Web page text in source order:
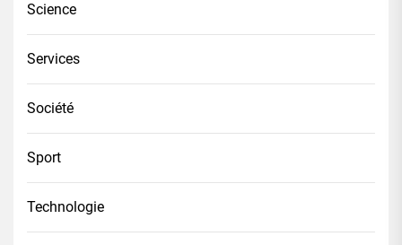
Science
Services
Société
Sport
Technologie